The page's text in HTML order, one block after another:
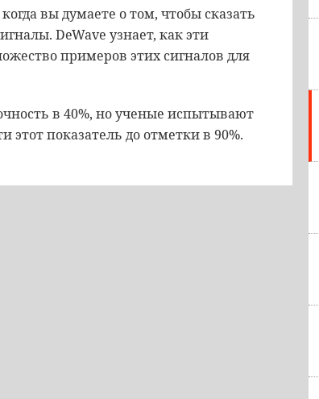
вы думаете о том, чтобы сказать
DeWave узнает, как эти
примеров этих сигналов для
в 40%, но ученые испытывают
этот показатель до отметки в 90%.